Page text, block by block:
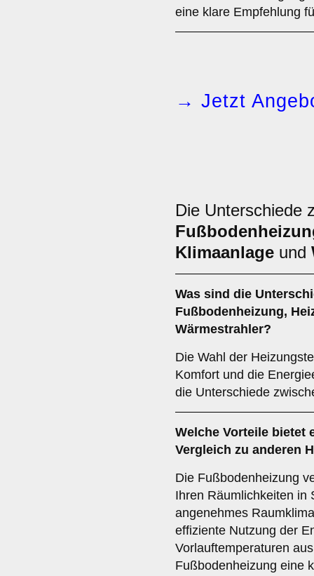
eine klare Empfehlung
→ Jetzt
Die Unterschiede
Klimaanlage und
Was sind die
Fußbodenheizung,
Wärmestrahler?
Die Wahl der
Komfort und die
die Unterschiede
Welche Vorteile bietet
Vergleich zu anderen
Die Fußbodenheizung
Ihren Räumlichkeiten in
angenehmes
effiziente Nutzung der
Vorlauftemperaturen
Fußbodenheizung eine